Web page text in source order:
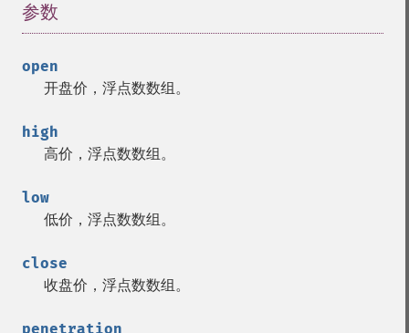
参数
open
开盘价，浮点数数组。
high
高价，浮点数数组。
low
低价，浮点数数组。
close
收盘价，浮点数数组。
penetration